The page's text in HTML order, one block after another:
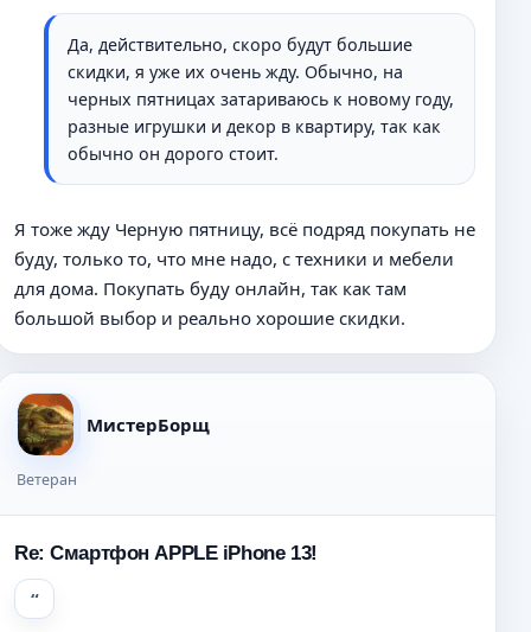
о
е
с
о
о
е
н
и
е
Да, действительно, скоро будут большие
скидки, я уже их очень жду. Обычно, на
черных пятницах затариваюсь к новому году,
разные игрушки и декор в квартиру, так как
обычно он дорого стоит.
Я тоже жду Черную пятницу, всё подряд покупать не
буду, только то, что мне надо, с техники и мебели
для дома. Покупать буду онлайн, так как там
большой выбор и реально хорошие скидки.
МистерБорщ
Ветеран
Re: Смартфон APPLE iPhone 13!